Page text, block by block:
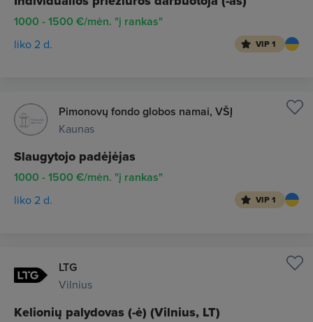
1000 - 1500 €/mėn. "į rankas"
liko 2 d. VIP 1
Pimonovų fondo globos namai, VŠĮ
Kaunas
Slaugytojo padėjėjas
1000 - 1500 €/mėn. "į rankas"
liko 2 d. VIP 1
LTG
Vilnius
Kelionių palydovas (-ė) (Vilnius, LT)